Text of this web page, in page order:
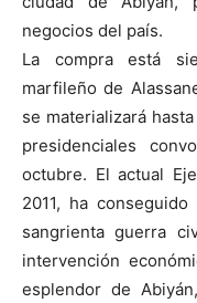
negocios del país.
La compra está
marfileño de
se materializará
presidenciales
octubre. El actual
2011, ha
sangrienta guerra
intervención
esplendor de